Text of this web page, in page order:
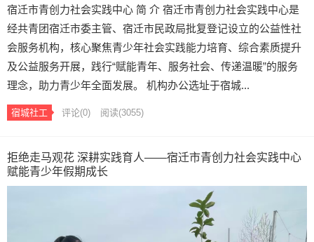
宿迁市青创力社会实践中心 简 介 宿迁市青创力社会实践中心是
经共青团宿迁市委主管、宿迁市民政局批复登记设立的公益性社
会服务机构，核心聚焦青少年社会实践能力培育、综合素质提升
及公益服务开展，践行“赋能青年、服务社会、传递温暖”的服务
理念，助力青少年全面发展。 机构办公选址于宿城...
宿城社工 评论(0) 阅读(3055)
拒绝走马观花 深耕实践育人——宿迁市青创力社会实践中心
赋能青少年假期成长